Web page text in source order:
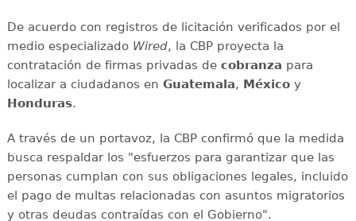
De acuerdo con registros de licitación verificados por el
medio especializado Wired, la CBP proyecta la
contratación de firmas privadas de cobranza para
localizar a ciudadanos en Guatemala, Méxicoy
Honduras.
A través de un portavoz, la CBP confirmó que la medida
busca respaldar los "esfuerzos para garantizar que las
personas cumplan con sus obligaciones legales, incluido
el pago de multas relacionadas con asuntos migratorios
y otras deudas contraídas con el Gobierno".